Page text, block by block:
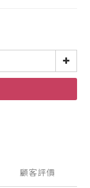
顧客評價